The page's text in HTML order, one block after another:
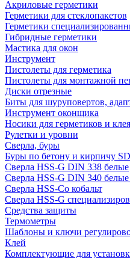
Акриловые герметики
Герметики для стеклопакетов
Герметики
Гибридные герметики
Мастика для окон
Инструмент
Пистолеты для герметика
Пистолеты для монтажной
Диски отрезные
Биты для шуруповертов,
Инструмент оконщика
Носики для герметиков и клея
Рулетки и уровни
Сверла, буры
Буры по бетону и кирпичу
Сверла HSS-G DIN 338 белые
Сверла HSS-G DIN 340
Сверла HSS-Co кобальт
Сверла HSS-G
Средства защиты
Термометры
Шаблоны и ключи
Клей
Комплектующие для